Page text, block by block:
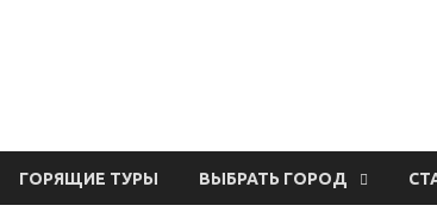
ГОРЯЩИЕ ТУРЫ ВЫБРАТЬ ГОРОД